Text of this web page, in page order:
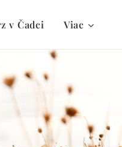
v Čadci Viac